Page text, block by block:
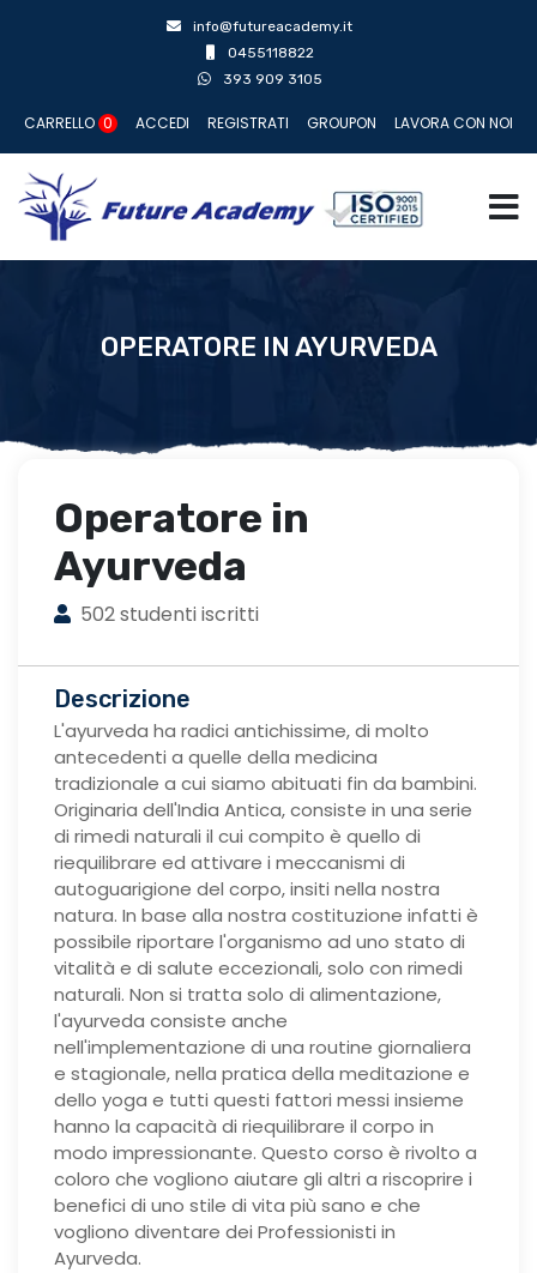
info@futureacademy.it
0455118822
393 909 3105
CARRELLO 0 ACCEDI REGISTRATI GROUPON LAVORA CON NOI
OPERATORE IN AYURVEDA
Operatore in
Ayurveda
502 studenti iscritti
Descrizione
L'ayurveda ha radici antichissime, di molto
antecedenti a quelle della medicina
tradizionale a cui siamo abituati fin da bambini.
Originaria dell'India Antica, consiste in una serie
di rimedi naturali il cui compito è quello di
riequilibrare ed attivare i meccanismi di
autoguarigione del corpo, insiti nella nostra
natura. In base alla nostra costituzione infatti è
possibile riportare l'organismo ad uno stato di
vitalità e di salute eccezionali, solo con rimedi
naturali. Non si tratta solo di alimentazione,
l'ayurveda consiste anche
nell'implementazione di una routine giornaliera
e stagionale, nella pratica della meditazione e
dello yoga e tutti questi fattori messi insieme
hanno la capacità di riequilibrare il corpo in
modo impressionante. Questo corso è rivolto a
coloro che vogliono aiutare gli altri a riscoprire i
benefici di uno stile di vita più sano e che
vogliono diventare dei Professionisti in
Ayurveda.